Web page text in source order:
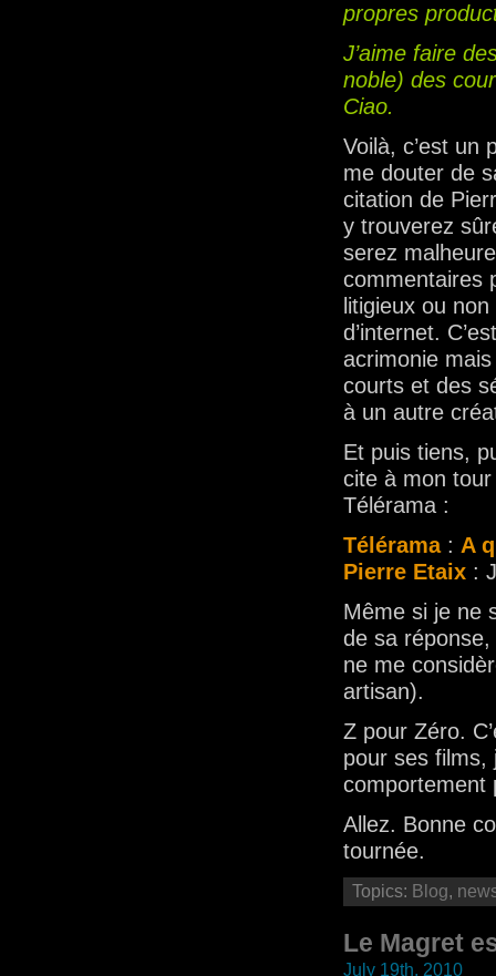
propres
J’aime faire
noble) des
Ciao.
Voilà, c’est un
me douter de
citation de
y trouverez
serez
commentaires
litigieux ou
d’internet.
acrimonie mais
courts et des
à un autre
Et puis tiens,
cite à mon
Télérama :
Télérama: A
Pierre Etaix :
Même si je ne
de sa réponse,
ne me
artisan).
Z pour Zéro.
pour ses
comportement
Allez. Bonne
tournée.
Topics: Blog,
Le Magret
July 19th, 2010